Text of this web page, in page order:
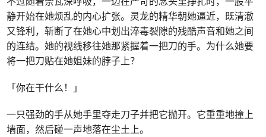
静开始在她烦乱的内心扩张。灵龙的精华朝她逼近，既清澈
又锋利，斩断了在她心中划出淬毒裂隙的残酷声音和她之间
的连结。她的视线移往她那紧握着一把刀的手。为什么她要
将一把刀贴在她姐妹的脖子上？
「你在干什么！」
一只强劲的手从她手里夺走刀子并把它抛开。它重重地撞上
墙面，然后碰一声地落在尘土上。